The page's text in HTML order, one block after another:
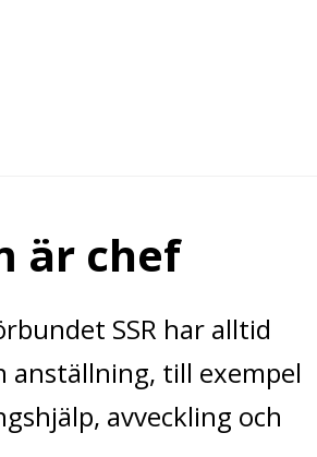
är chef
SSR har alltid
till exempel
avveckling och